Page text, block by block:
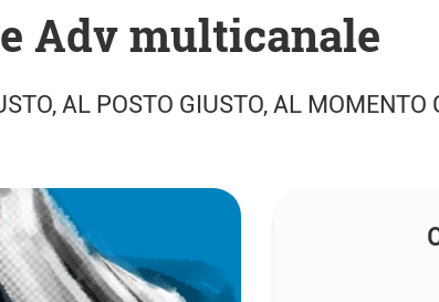
Adv multicanale
AL POSTO GIUSTO, AL MOMENTO